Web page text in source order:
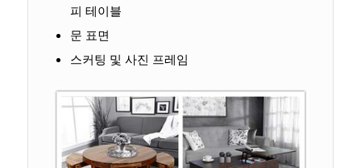
피 테이블
문 표면
스커팅 및 사진 프레임